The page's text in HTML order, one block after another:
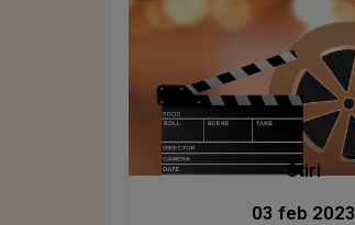
Stiri
03 feb 2023